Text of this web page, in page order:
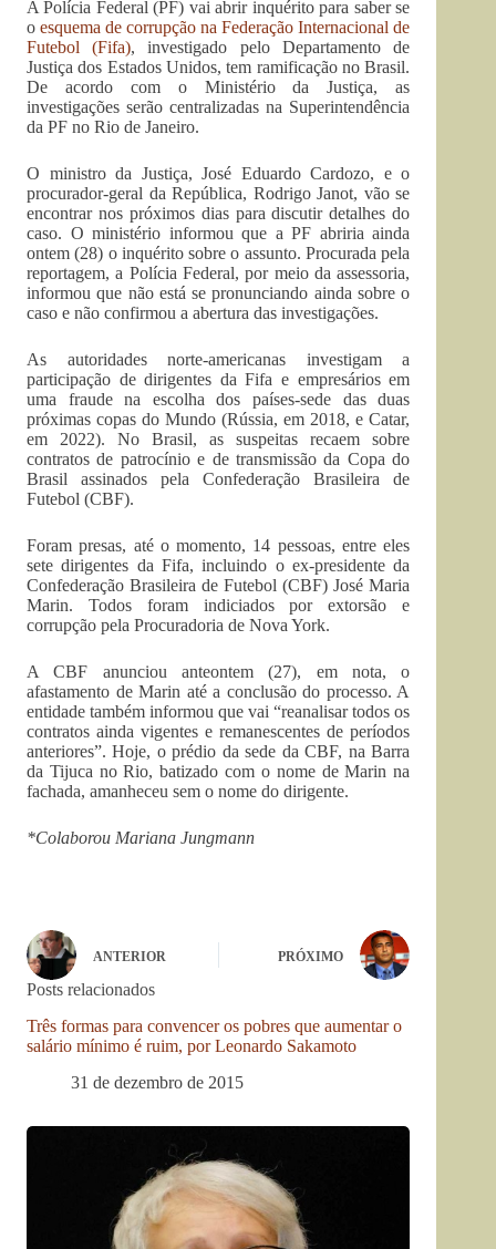
A Polícia Federal (PF) vai abrir inquérito para saber se
oesquema de corrupção na Federação Internacional de
Futebol (Fifa), investigado pelo Departamento de
Justiça dos Estados Unidos, tem ramificação no Brasil.
De acordo com o Ministério da Justiça, as
investigações serão centralizadas na Superintendência
da PF no Rio de Janeiro.
O ministro da Justiça, José Eduardo Cardozo, e o
procurador-geral da República, Rodrigo Janot, vão se
encontrar nos próximos dias para discutir detalhes do
caso. O ministério informou que a PF abriria ainda
ontem (28) o inquérito sobre o assunto. Procurada pela
reportagem, a Polícia Federal, por meio da assessoria,
informou que não está se pronunciando ainda sobre o
caso e não confirmou a abertura das investigações.
As autoridades norte-americanas investigam a
participação de dirigentes da Fifa e empresários em
uma fraude na escolha dos países-sede das duas
próximas copas do Mundo (Rússia, em 2018, e Catar,
em 2022). No Brasil, as suspeitas recaem sobre
contratos de patrocínio e de transmissão da Copa do
Brasil assinados pela Confederação Brasileira de
Futebol (CBF).
Foram presas, até o momento, 14 pessoas, entre eles
sete dirigentes da Fifa, incluindo o ex-presidente da
Confederação Brasileira de Futebol (CBF) José Maria
Marin. Todos foram indiciados por extorsão e
corrupção pela Procuradoria de Nova York.
A CBF anunciou anteontem (27), em nota, o
afastamento de Marin até a conclusão do processo. A
entidade também informou que vai “reanalisar todos os
contratos ainda vigentes e remanescentes de períodos
anteriores”. Hoje, o prédio da sede da CBF, na Barra
da Tijuca no Rio, batizado com o nome de Marin na
fachada, amanheceu sem o nome do dirigente.
*Colaborou Mariana Jungmann
ANTERIOR PRÓXIMO
Posts relacionados
Três formas para convencer os pobres que aumentar o
salário mínimo é ruim, por Leonardo Sakamoto
31 de dezembro de 2015